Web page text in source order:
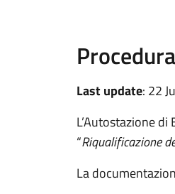
Last update: 22
L’Autostazione
“Riqualificazione
La